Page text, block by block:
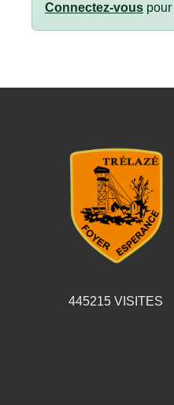
Connectez-vous
445215 VISITES